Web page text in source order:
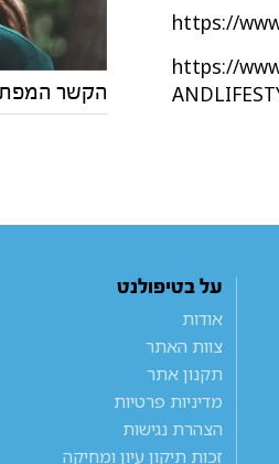
https://
https://
הקשר
על בטיפולנט
אודות
צוות האתר
תקנון אתר
מדיניות פרטיות
הצהרת נגישות
זכות תיקון עיון ומחיקה